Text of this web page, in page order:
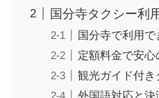
国分寺タクシー利
国分寺で利用
定額料金で安心
観光ガイド付き
外国語対応と決